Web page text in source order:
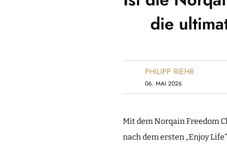
die
PHILIPP RIEHR
06. MAI 2026
Mit dem Norqain Freedom
nach dem ersten „Enjoy